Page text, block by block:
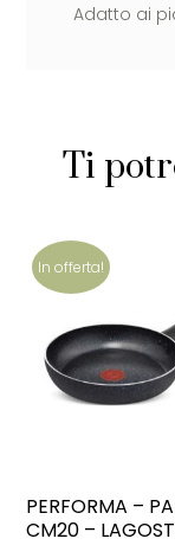
Adatto ai
Ti
In offerta!
PERFORMA –
CM20 –